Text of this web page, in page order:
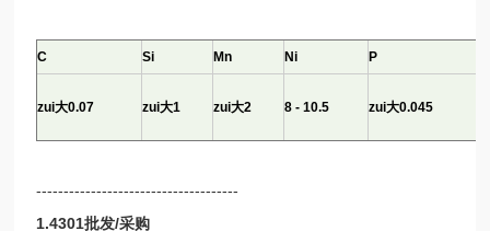
C Si Mn Ni P
zui大0.07 zui大1 zui大2 8 - 10.5 zui大0.045
-------------------------------------
1.4301批发/采购